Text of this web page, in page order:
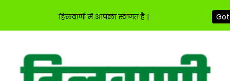
content
हिलवाणी में आपका स्वागत है |